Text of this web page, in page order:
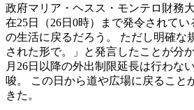
政府マリア・ヘスス・モンテロ財務
在25日（26日0時）まで発令されて
の生活に戻るだろう。 ただし明確な
された形で。」と発言したことが分
月26日以降の外出制限延長は行わな
唆。 この日から道や広場に戻ること
きた。